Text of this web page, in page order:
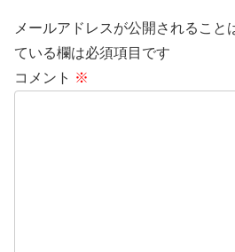
メールアドレスが公開されること
ている欄は必須項目です
コメント ※